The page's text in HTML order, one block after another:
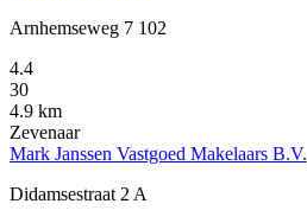
Arnhemseweg 7 102
4.4
30
4.9 km
Zevenaar
Mark Janssen Vastgoed Makelaars B.V.
Didamsestraat 2 A